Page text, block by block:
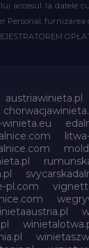
accesul la datele
Personal,
austriawinieta.pl
winieta.eu
pl.com